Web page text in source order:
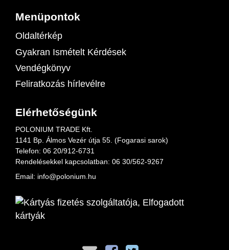
Menüpontok
Oldaltérkép
Gyakran Ismételt Kérdések
Vendégkönyv
Feliratkozás hírlevélre
Elérhetőségünk
POLONIUM TRADE Kft.
1141 Bp. Álmos Vezér útja 55. (Fogarasi sarok)
Telefon: 06 20/912-6731
Rendelésekkel kapcsolatban: 06 30/562-9267
Email: info@polonium.hu